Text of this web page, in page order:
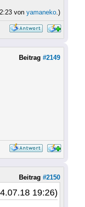
von yamaneko.)
Beitrag #2149
Beitrag #2150
19:26)